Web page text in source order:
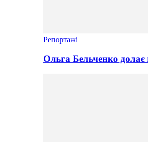
Репортажі
Ольга Бельченко долає